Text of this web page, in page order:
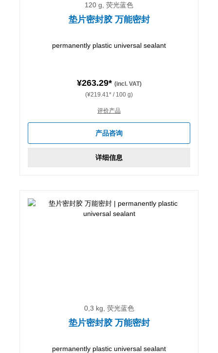
120 g, 荧光蓝色
垫片密封胶 万能密封
permanently plastic universal sealant
¥263.29* (incl. VAT)
(¥219.41* / 100 g)
评价产品
产品咨询
详细信息
0,3 kg, 荧光蓝色
垫片密封胶 万能密封
permanently plastic universal sealant